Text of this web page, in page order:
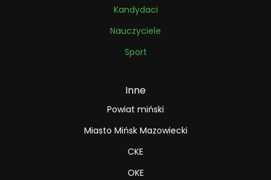
Kandydaci
Nauczyciele
Sport
Inne
Powiat miński
Miasto Mińsk Mazowiecki
CKE
OKE